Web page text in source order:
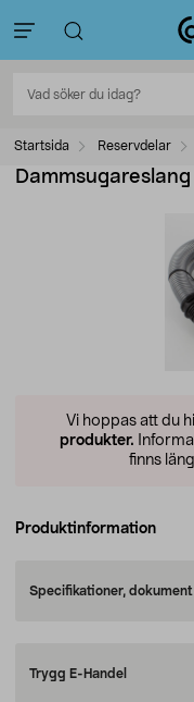
Startsida Reservdelar
Vi hoppas att du
produkter.
finns
Produktinformation
Specifikationer,
Trygg E-Handel